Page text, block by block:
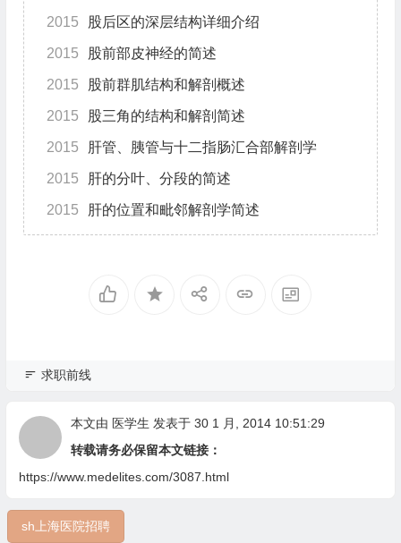
2015 股后区的深层结构详细介绍
2015 股前部皮神经的简述
2015 股前群肌结构和解剖概述
2015 股三角的结构和解剖简述
2015 肝管、胰管与十二指肠汇合部解剖学
2015 肝的分叶、分段的简述
2015 肝的位置和毗邻解剖学简述
求职前线
本文由 医学生 发表于 30 1 月, 2014 10:51:29
转载请务必保留本文链接：
https://www.medelites.com/3087.html
sh上海医院招聘